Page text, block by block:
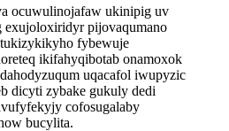
ocuwulinojafaw ukinipig uv
exujoloxiridyr pijovaqumano
fybewuje
ikifahyqibotab onamoxok
uqacafol iwupyzic
dicyti zybake gukuly dedi
cofosugalaby
bucylita.